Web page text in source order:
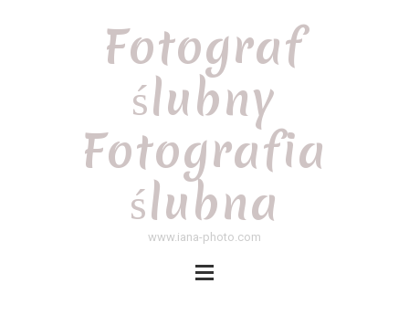
Fotograf
ślubny
Fotografia
ślubna
www.iana-photo.com